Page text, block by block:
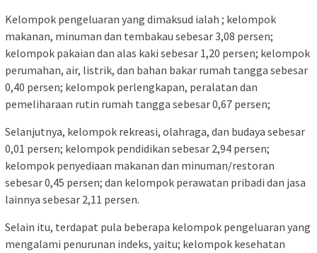
Kelompok pengeluaran yang dimaksud ialah ; kelompok
makanan, minuman dan tembakau sebesar 3,08 persen;
kelompok pakaian dan alas kaki sebesar 1,20 persen; kelompok
perumahan, air, listrik, dan bahan bakar rumah tangga sebesar
0,40 persen; kelompok perlengkapan, peralatan dan
pemeliharaan rutin rumah tangga sebesar 0,67 persen;
Selanjutnya, kelompok rekreasi, olahraga, dan budaya sebesar
0,01 persen; kelompok pendidikan sebesar 2,94 persen;
kelompok penyediaan makanan dan minuman/restoran
sebesar 0,45 persen; dan kelompok perawatan pribadi dan jasa
lainnya sebesar 2,11 persen.
Selain itu, terdapat pula beberapa kelompok pengeluaran yang
mengalami penurunan indeks, yaitu; kelompok kesehatan